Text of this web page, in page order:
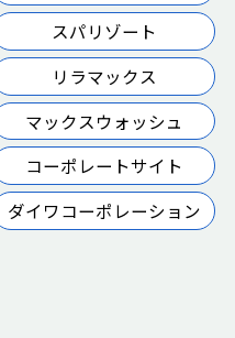
スパリゾート
リラマックス
マックスウォッシュ
コーポレートサイト
ダイワコーポレーション